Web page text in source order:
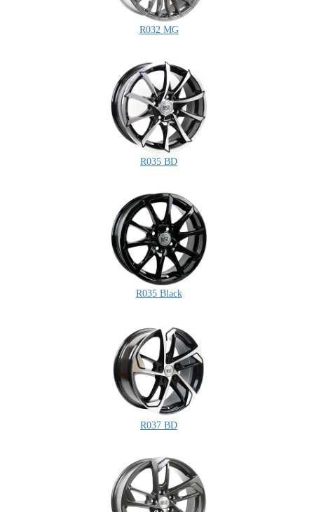
R032 MG
R035 BD
R035 Black
R037 BD